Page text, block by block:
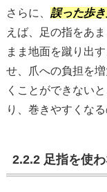
さらに、 誤った歩
えば、足の指をあ
まま地面を蹴り出
せ、爪への負担を
くことができない
り、巻きやすくなる
2.2.2 足指を使